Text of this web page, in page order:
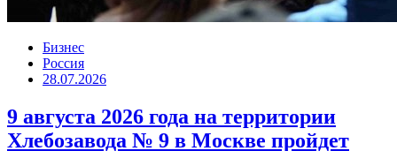
Бизнес
Россия
28.07.2026
9 августа 2026 года на территории
Хлебозавода № 9 в Москве пройдет